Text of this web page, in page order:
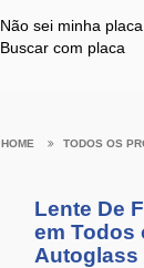
Não sei minha placa
Buscar com placa
TODOS OS
Lente De
em Todos
Autoglass